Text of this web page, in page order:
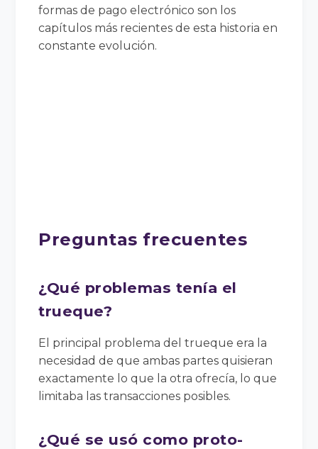
formas de pago electrónico son los
capítulos más recientes de esta historia en
constante evolución.
Preguntas frecuentes
¿Qué problemas tenía el
trueque?
El principal problema del trueque era la
necesidad de que ambas partes quisieran
exactamente lo que la otra ofrecía, lo que
limitaba las transacciones posibles.
¿Qué se usó como proto-